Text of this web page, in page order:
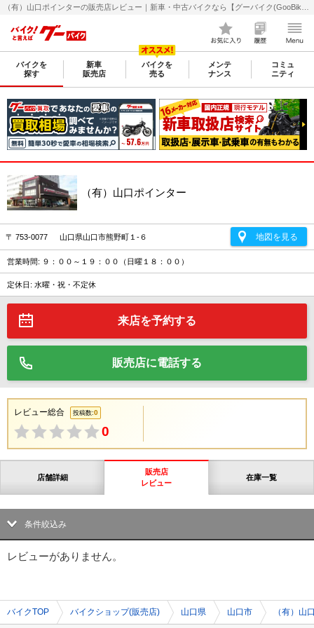
バイクを
探す
新車
販売店
バイクを
売る
メンテ
ナンス
コミュ
ニティ
（有）山口ポインター
〒 753-0077 山口県山口市熊野町１-６ 地図を見る
営業時間: ９：００～１９：００（日曜１８：００）
定休日: 水曜・祝・不定休
来店を予約する
販売店に電話する
レビュー総合 投稿数:0
0
店舗詳細
販売店
レビュー
在庫一覧
条件絞込み
レビューがありません。
バイクTOP バイクショップ(販売店) 山口県 山口市 （有）山